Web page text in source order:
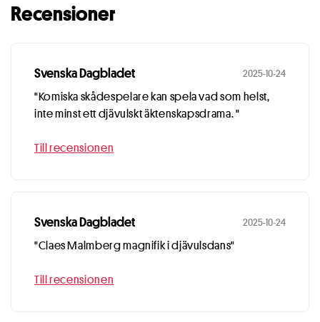
Recensioner
Svenska Dagbladet 2025-10-24
"Komiska skådespelare kan spela vad som helst,
inte minst ett djävulskt äktenskapsdrama. "
Till recensionen
Svenska Dagbladet 2025-10-24
"Claes Malmberg magnifik i djävulsdans"
Till recensionen